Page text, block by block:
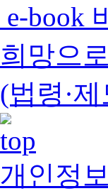
e-book
희망으
(법령·
개인정